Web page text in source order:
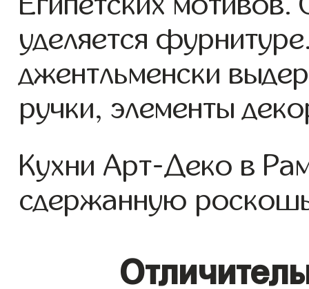
уделяется
джентльменски
ручки, элементы
Кухни Арт-Деко в
сдержанную